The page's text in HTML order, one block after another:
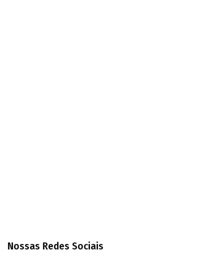
Nossas Redes Sociais